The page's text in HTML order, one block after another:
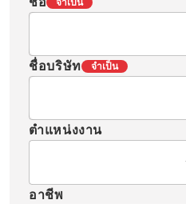
ชื่อบริษัท จำเป็น
ตำแหน่งงาน
อาชีพ